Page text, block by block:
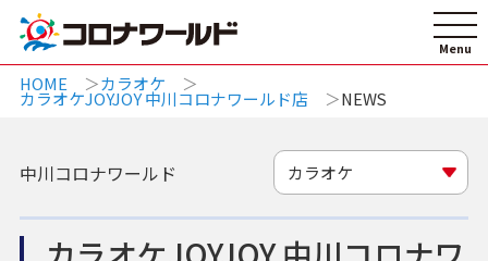
HOME カラオケ
カラオケJOYJOY 中川コロナワールド店 NEWS
中川コロナワールド カラオケ